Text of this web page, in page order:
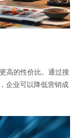
高的性价比。通过搜
企业可以降低营销成